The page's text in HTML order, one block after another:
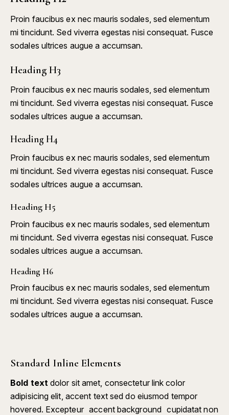
Proin faucibus ex nec mauris sodales, sed elementum
mi tincidunt. Sed viverra egestas nisi consequat. Fusce
sodales ultrices augue a accumsan.
Heading H3
Proin faucibus ex nec mauris sodales, sed elementum
mi tincidunt. Sed viverra egestas nisi consequat. Fusce
sodales ultrices augue a accumsan.
Heading H4
Proin faucibus ex nec mauris sodales, sed elementum
mi tincidunt. Sed viverra egestas nisi consequat. Fusce
sodales ultrices augue a accumsan.
Heading H5
Proin faucibus ex nec mauris sodales, sed elementum
mi tincidunt. Sed viverra egestas nisi consequat. Fusce
sodales ultrices augue a accumsan.
Heading H6
Proin faucibus ex nec mauris sodales, sed elementum
mi tincidunt. Sed viverra egestas nisi consequat. Fusce
sodales ultrices augue a accumsan.
Standard Inline Elements
Bold text dolor sit amet, consectetur link color
adipisicing elit, accent text sed do eiusmod tempor
hovered. Excepteur accent background cupidatat non